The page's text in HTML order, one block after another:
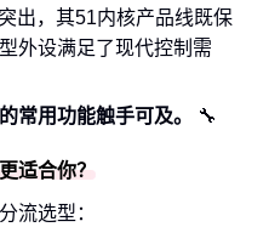
出，其51内核产品线既保
外设满足了现代控制需
常用功能触手可及。
🔧
适合你？
流选型：